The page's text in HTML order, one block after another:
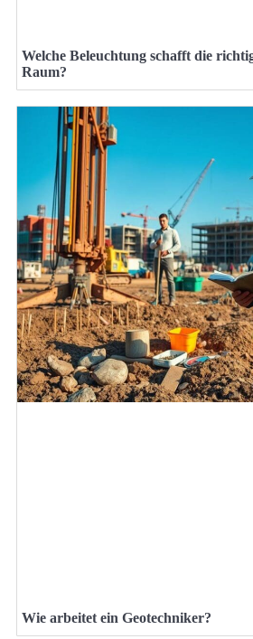
Welche Beleuchtung schafft die
Raum?
Wie arbeitet ein Geotechniker?